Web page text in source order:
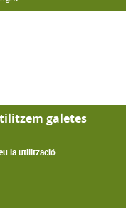
galetes
la utilització.